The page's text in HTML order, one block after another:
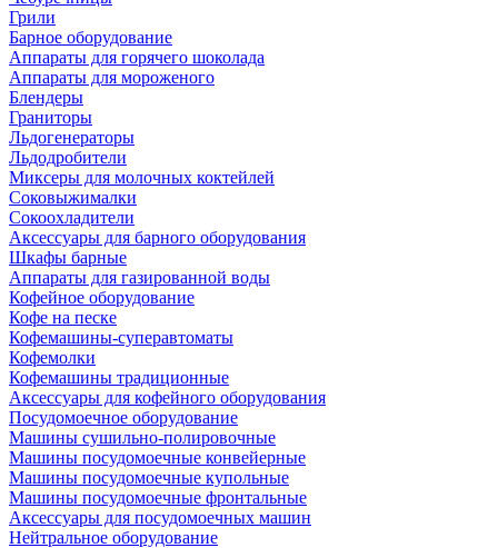
Грили
Барное оборудование
Аппараты для горячего шоколада
Аппараты для мороженого
Блендеры
Граниторы
Льдогенераторы
Льдодробители
Миксеры для молочных коктейлей
Соковыжималки
Сокоохладители
Аксессуары для барного оборудования
Шкафы барные
Аппараты для газированной воды
Кофейное оборудование
Кофе на песке
Кофемашины-суперавтоматы
Кофемолки
Кофемашины традиционные
Аксессуары для кофейного оборудования
Посудомоечное оборудование
Машины сушильно-полировочные
Машины посудомоечные конвейерные
Машины посудомоечные купольные
Машины посудомоечные фронтальные
Аксессуары для посудомоечных машин
Нейтральное оборудование